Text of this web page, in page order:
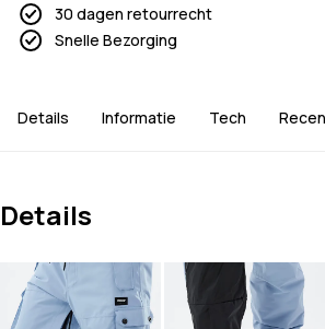
30 dagen retourrecht
Snelle Bezorging
Details Informatie Tech
Details